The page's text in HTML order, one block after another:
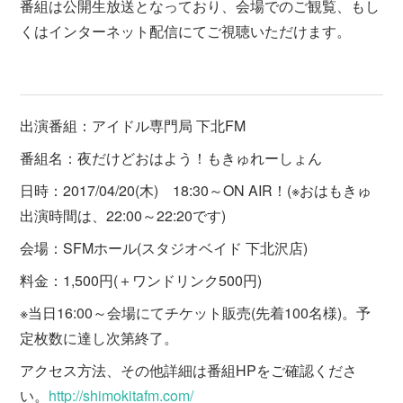
番組は公開生放送となっており、会場でのご観覧、もし
くはインターネット配信にてご視聴いただけます。
出演番組：アイドル専門局 下北FM
番組名：夜だけどおはよう！もきゅれーしょん
日時：2017/04/20(木) 18:30～ON AIR！(※おはもきゅ
出演時間は、22:00～22:20です)
会場：SFMホール(スタジオベイド 下北沢店)
料金：1,500円(＋ワンドリンク500円)
※当日16:00～会場にてチケット販売(先着100名様)。予
定枚数に達し次第終了。
アクセス方法、その他詳細は番組HPをご確認くださ
い。 http://shimokitafm.com/